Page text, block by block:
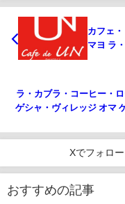
カフェ
マヨ ラ
ラ・カブラ・コーヒー・
ゲシャ・ヴィレッジ オマ
Xでフォロー
おすすめの記事